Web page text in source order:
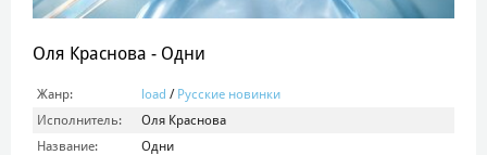
Оля Краснова - Одни
Жанр: load / Русские новинки
Исполнитель:
Оля Краснова
Название:
Одни